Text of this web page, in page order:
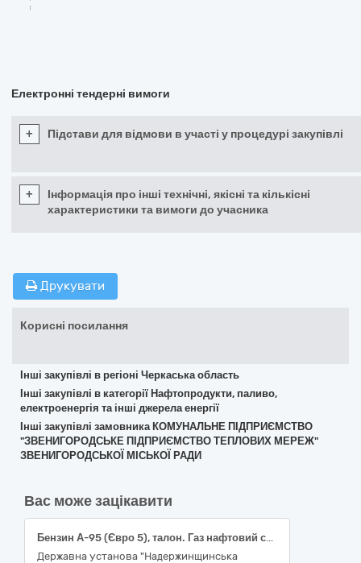
Електронні тендерні вимоги
+ Підстави для відмови в участі у процедурі закупівлі
+
Інформація про інші технічні, якісні та кількісні
характеристики та вимоги до учасника
Друкувати
Корисні посилання
Інші закупівлі в регіоні Черкаська область
Інші закупівлі в категорії Нафтопродукти, паливо,
електроенергія та інші джерела енергії
Інші закупівлі замовника КОМУНАЛЬНЕ ПІДПРИЄМСТВО
"ЗВЕНИГОРОДСЬКЕ ПІДПРИЄМСТВО ТЕПЛОВИХ МЕРЕЖ"
ЗВЕНИГОРОДСЬКОЇ МІСЬКОЇ РАДИ
Вас може зацікавити
Бензин А-95 (Євро 5), талон. Газ нафтовий скраплений, талон.
Державна установа "Надержинщинська